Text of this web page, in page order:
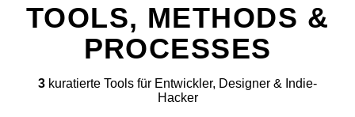
TOOLS, METHODS &
PROCESSES
3 kuratierte Tools für Entwickler, Designer & Indie-
Hacker